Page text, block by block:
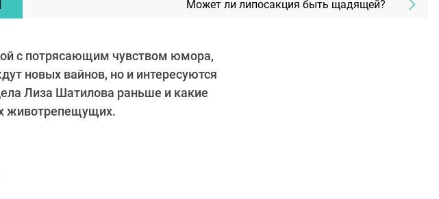
Может ли липосакция быть щадящей?
с потрясающим чувством юмора,
новых вайнов, но и интересуются
Лиза Шатилова раньше и какие
животрепещущих.